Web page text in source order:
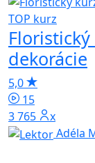
TOP kurz
dekorácie
5,0
15
3 765x
Adéla